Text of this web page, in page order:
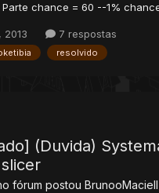
Parte chance = 60 --1%
que o 1 ali ea base +- da
como funciona se...
2013 7 respostas
resolvido
(Duvida)
fórum postou BrunooMaciell